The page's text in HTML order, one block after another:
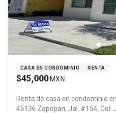
CASA EN CONDOMINIO RENTA
$45,000 MXN
Renta de casa en condominio en
45136 Zapopan, Jal. #154, Col.